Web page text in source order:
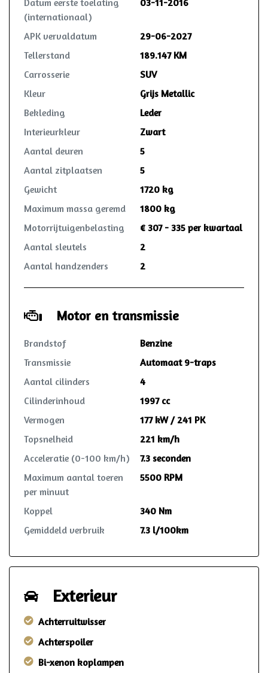
Datum eerste toelating
(internationaal)
03-11-2016
APK vervaldatum
29-06-2027
Tellerstand
189.147 KM
Carrosserie
SUV
Kleur
Grijs Metallic
Bekleding
Leder
Interieurkleur
Zwart
Aantal deuren
5
Aantal zitplaatsen
5
Gewicht
1720 kg
Maximum massa geremd
1800 kg
Motorrijtuigenbelasting
€ 307 - 335 per kwartaal
Aantal sleutels
2
Aantal handzenders
2
Motor en transmissie
Brandstof
Benzine
Transmissie
Automaat 9-traps
Aantal cilinders
4
Cilinderinhoud
1997 cc
Vermogen
177 kW / 241 PK
Topsnelheid
221 km/h
Acceleratie (0-100 km/h)
7.3 seconden
Maximum aantal toeren
per minuut
5500 RPM
Koppel
340 Nm
Gemiddeld verbruik
7.3 l/100km
Exterieur
Achterruitwisser
Achterspoiler
Bi-xenon koplampen